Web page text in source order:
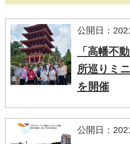
公開日：
「高幡不
所巡りミ
を開催
公開日：